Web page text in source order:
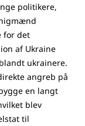
politikere,
for det
af Ukraine
ukrainere.
angreb på
en langt
blev
til